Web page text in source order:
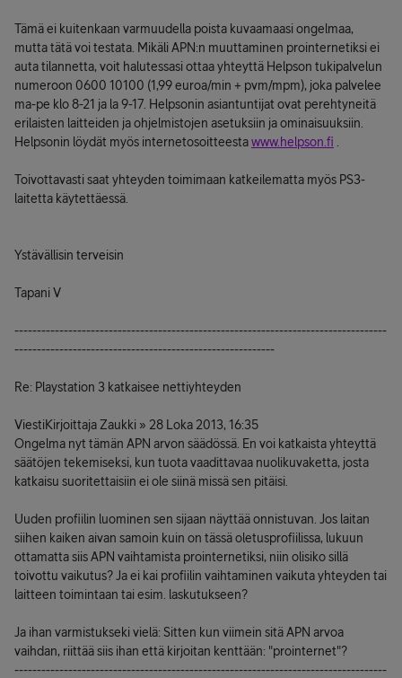
Tämä ei kuitenkaan varmuudella poista kuvaamaasi ongelmaa,
mutta tätä voi testata. Mikäli APN:n muuttaminen prointernetiksi ei
auta tilannetta, voit halutessasi ottaa yhteyttä Helpson tukipalvelun
numeroon 0600 10100 (1,99 euroa/min + pvm/mpm), joka palvelee
ma-pe klo 8-21 ja la 9-17. Helpsonin asiantuntijat ovat perehtyneitä
erilaisten laitteiden ja ohjelmistojen asetuksiin ja ominaisuuksiin.
Helpsonin löydät myös internetosoitteestawww.helpson.fi
Toivottavasti saat yhteyden toimimaan katkeilematta myös PS3-
laitetta käytettäessä.
Ystävällisin terveisin
Tapani V
-----------------------------------------------------------------------------------
----------------------------------------------------------
Re: Playstation 3 katkaisee nettiyhteyden
ViestiKirjoittaja Zaukki » 28 Loka 2013, 16:35
Ongelma nyt tämän APN arvon säädössä. En voi katkaista yhteyttä
säätöjen tekemiseksi, kun tuota vaadittavaa nuolikuvaketta, josta
katkaisu suoritettaisiin ei ole siinä missä sen pitäisi.
Uuden profiilin luominen sen sijaan näyttää onnistuvan. Jos laitan
siihen kaiken aivan samoin kuin on tässä oletusprofiilissa, lukuun
ottamatta siis APN vaihtamista prointernetiksi, niin olisiko sillä
toivottu vaikutus? Ja ei kai profiilin vaihtaminen vaikuta yhteyden tai
laitteen toimintaan tai esim. laskutukseen?
Ja ihan varmistukseki vielä: Sitten kun viimein sitä APN arvoa
vaihdan, riittää siis ihan että kirjoitan kenttään: "prointernet"?
-----------------------------------------------------------------------------------